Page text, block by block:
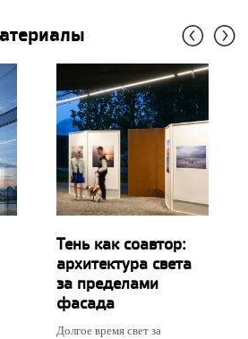
Тень как соавтор:
архитектура света
за пределами
фасада
Долгое время свет за